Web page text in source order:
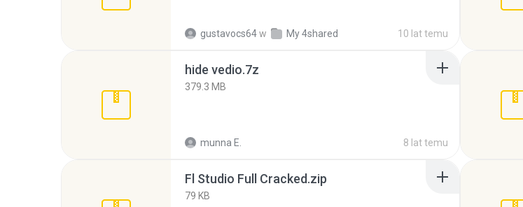
gustavocs64w My 4shared 10 lat temu
hide vedio.7z
379.3 MB
munna E. 8 lat temu
Fl Studio Full Cracked.zip
79 KB